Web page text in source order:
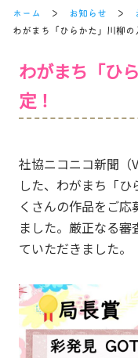
ホーム お知らせ
わがまち「ひらかた」川柳の
わがまち「ひ
定！
社協ニコニコ新聞（
した、わがまち「
くさんの作品をご
ました。厳正なる
ていただきました。